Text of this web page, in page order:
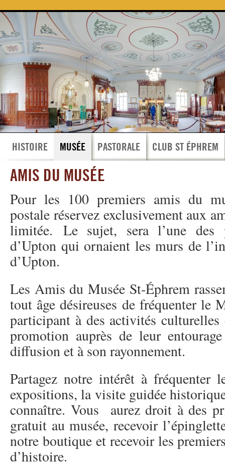
HISTOIRE MUSÉE PASTORALE CLUB ST ÉPHREM
AMIS DU MUSÉE
Pour les 100 premiers amis du
postale réservez exclusivement aux
limitée. Le sujet, sera l’une des
d’Upton qui ornaient les murs de
d’Upton.
Les Amis du Musée St-Éphrem
tout âge désireuses de fréquenter le
participant à des activités
promotion auprès de leur
diffusion et à son rayonnement.
Partagez notre intérêt à fréquenter
expositions, la visite guidée
connaître. Vous aurez droit à des
gratuit au musée, recevoir
notre boutique et recevoir les
d’histoire.